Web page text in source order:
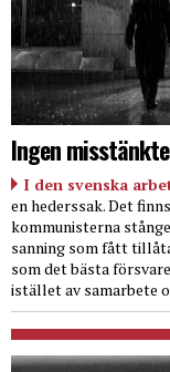
Ingen
I den svenska
en hederssak. Det
kommunisterna
sanning som fått
som det bästa
istället av samarbete